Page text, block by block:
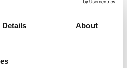
Details About
för ett årshjul i kommunen
är en livslång kärlek. Nu är
in i högsäsongen.